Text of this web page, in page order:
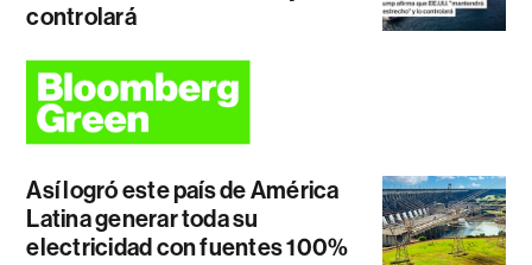
controlará
Así logró este país de América
Latina generar toda su
electricidad con fuentes 100%